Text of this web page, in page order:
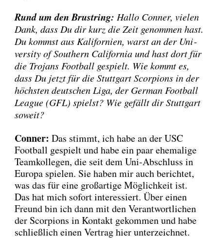
Rund um den Brust­ring: Hal­lo Con­ner, vie­len
Dank, dass Du dir kurz die Zeit genom­men hast.
Du kommst aus Kali­for­ni­en, warst an der Uni­
ver­si­ty of Sou­thern Cali­for­nia und hast dort für
die Tro­jans Foot­ball gespielt. Wie kommt es,
dass Du jetzt für die Stutt­gart Scor­pi­ons in der
höchs­ten deut­schen Liga, der Ger­man Foot­ball
League (GFL) spielst? Wie gefällt dir Stutt­gart
soweit?
Con­ner: Das stimmt, ich habe an der USC
Foot­ball gespielt und habe ein paar ehe­ma­li­ge
Team­kol­le­gen, die seit dem Uni-Abschluss in
Euro­pa spie­len. Sie haben mir auch berich­tet,
was das für eine groß­ar­ti­ge Mög­lich­keit ist.
Das hat mich sofort inter­es­siert. Über einen
Freund bin ich dann mit den Ver­ant­wort­li­chen
der Scor­pi­ons in Kon­takt gekom­men und habe
schließ­lich einen Ver­trag hier unter­zeich­net.